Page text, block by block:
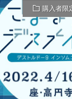
購入者限